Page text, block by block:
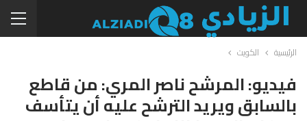
الرئيسية الكويت
فيديو: المرشح ناصر المري: من قاطع
بالسابق ويريد الترشح عليه أن يتأسف